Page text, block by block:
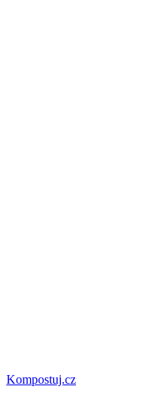
Kompostuj.cz